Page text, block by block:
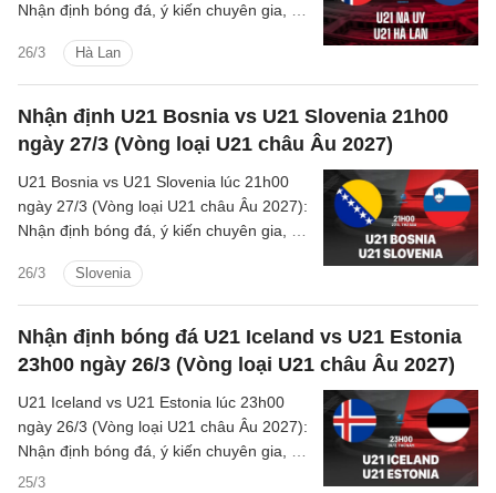
26/3 Hà Lan
Nhận định bóng đá, ý kiến chuyên gia, dự
về trận đấu.
Nhận định U21 Bosnia vs U21 Slovenia 21h00
ngày 27/3 (Vòng loại U21 châu Âu 2027)
26/3 Slovenia
U21 Bosnia vs U21 Slovenia lúc 21h00
ngày 27/3 (Vòng loại U21 châu Âu 2027):
Nhận định bóng đá, ý kiến chuyên gia, dự
về trận đấu.
Nhận định bóng đá U21 Iceland vs U21 Estonia
23h00 ngày 26/3 (Vòng loại U21 châu Âu 2027)
25/3
U21 Iceland vs U21 Estonia lúc 23h00
ngày 26/3 (Vòng loại U21 châu Âu 2027):
Nhận định bóng đá, ý kiến chuyên gia, dự
đoán kết quả, phân tích - thống kê chi tiết